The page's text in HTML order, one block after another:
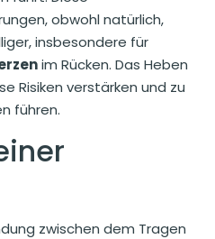
obwohl natürlich,
insbesondere für
im Rücken. Das Heben
Risiken verstärken und zu
führen.
zwischen dem Tragen